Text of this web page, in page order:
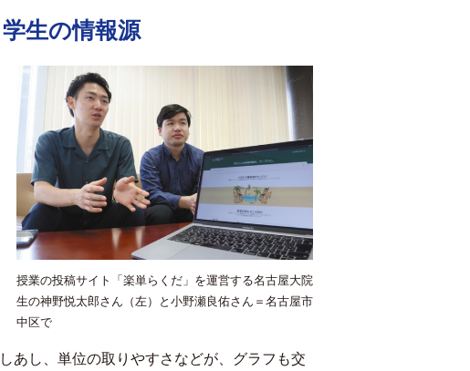
生の情報源
授業の投稿サイト「楽単らくだ」を運営する名古屋大院
生の神野悦太郎さん（左）と小野瀬良佑さん＝名古屋市
中区で
あし、単位の取りやすさなどが、グラフも交